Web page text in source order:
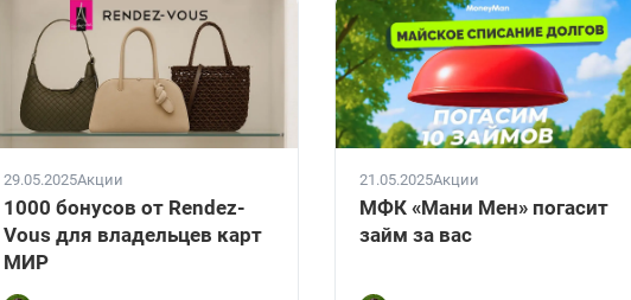
29.05.2025Акции
1000 бонусов от Rendez-
Vous для владельцев карт
МИР
21.05.2025Акции
МФК «Мани Мен» погасит
займ за вас